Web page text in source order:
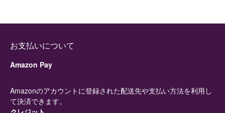
お支払いについて
Amazon Pay
Amazonのアカウントに登録された配送先や支払い方法を利用し
て決済できます。